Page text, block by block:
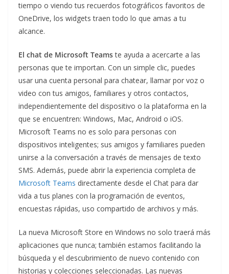
tiempo o viendo tus recuerdos fotográficos favoritos de
OneDrive, los widgets traen todo lo que amas a tu
alcance.
El chat de Microsoft Teamste ayuda a acercarte a las
personas que te importan. Con un simple clic, puedes
usar una cuenta personal para chatear, llamar por voz o
video con tus amigos, familiares y otros contactos,
independientemente del dispositivo o la plataforma en la
que se encuentren: Windows, Mac, Android o iOS.
Microsoft Teams no es solo para personas con
dispositivos inteligentes; sus amigos y familiares pueden
unirse a la conversación a través de mensajes de texto
SMS. Además, puede abrir la experiencia completa de
Microsoft Teams directamente desde el Chat para dar
vida a tus planes con la programación de eventos,
encuestas rápidas, uso compartido de archivos y más.
La nueva Microsoft Store en Windows no solo traerá más
aplicaciones que nunca; también estamos facilitando la
búsqueda y el descubrimiento de nuevo contenido con
historias y colecciones seleccionadas. Las nuevas